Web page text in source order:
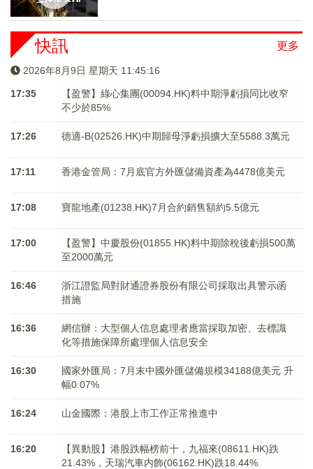
更多
快訊
2026年8月9日 星期天 11:45:16
17:35
【盈警】綠心集團(00094.HK)料中期淨虧損同比收窄
不少於85%
17:26 德適-B(02526.HK)中期歸母淨虧損擴大至5588.3萬元
17:11 香港金管局：7月底官方外匯儲備資產為4478億美元
17:08 寶龍地產(01238.HK)7月合約銷售額約5.5億元
17:00
【盈警】中慶股份(01855.HK)料中期除稅後虧損500萬
至2000萬元
16:46
浙江證監局對財通證券股份有限公司採取出具警示函
措施
16:36
網信辦：大型個人信息處理者應當採取加密、去標識
化等措施保障所處理個人信息安全
16:30
國家外匯局：7月末中國外匯儲備規模34188億美元 升
幅0.07%
16:24 山金國際：港股上市工作正常推進中
16:20
【異動股】港股跌幅榜前十，九福來(08611.HK)跌
21.43%，天瑞汽車内飾(06162.HK)跌18.44%